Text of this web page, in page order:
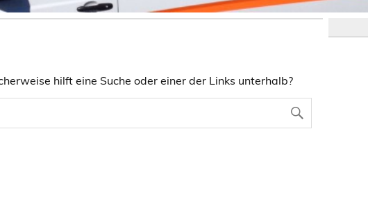
hilft eine Suche oder einer der Links unterhalb?